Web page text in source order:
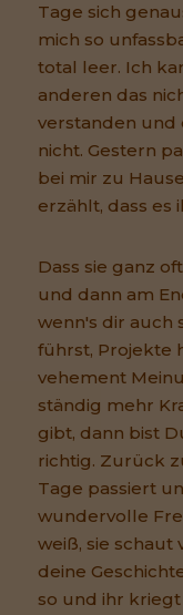
Tage sich
mich so
total leer. Ich
anderen das
verstanden und
nicht. Gestern
bei mir zu
erzählt, dass es
Dass sie ganz
und dann am
wenn's dir auch
führst, Projekte
vehement
ständig mehr
gibt, dann bist
richtig. Zurück
Tage passiert
wundervolle
weiß, sie schaut
deine
so und ihr